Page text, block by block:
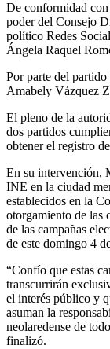
De conformidad
poder del Consejo
político Redes
Ángela Raquel
Por parte del
Amabely Vázquez
El pleno de la
dos partidos
obtener el registro
En su intervención,
INE en la ciudad
establecidos en la
otorgamiento de las
de las campañas
de este domingo 4
“Confío que estas
transcurrirán
el interés público y
asuman la
neolaredense de
finalizó.